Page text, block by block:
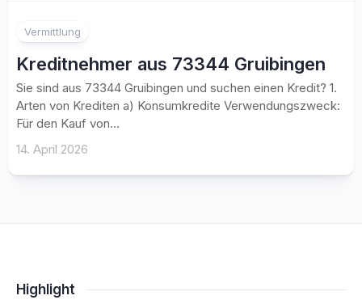
Vermittlung
Kreditnehmer aus 73344 Gruibingen
Sie sind aus 73344 Gruibingen und suchen einen Kredit? 1.
Arten von Krediten a) Konsumkredite Verwendungszweck:
Für den Kauf von...
14. April 2026
Highlight